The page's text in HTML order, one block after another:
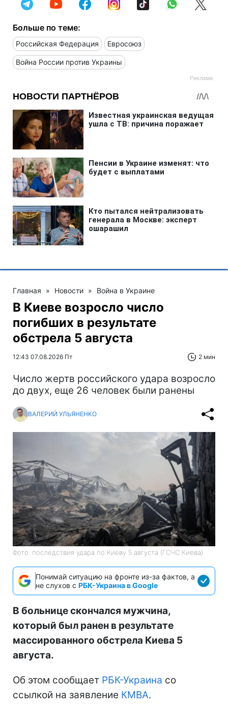
Больше по теме:
Российская Федерация Евросоюз
Война России против Украины
Главная » Новости » Война в Украине
В Киеве возросло число
погибших в результате
обстрела 5 августа
12:43 07.08.2026 Пт 2 мин
Число жертв российского удара возросло
до двух, еще 26 человек были ранены
ВАЛЕРИЙ УЛЬЯНЕНКО
Фото: последствия удара по Киеву 5 августа (ГСЧС Киева)
Понимай ситуацию на фронте из-за фактов, а
не слухов с РБК-Украина в Google
В больнице скончался мужчина,
который был ранен в результате
массированного обстрела Киева 5
августа.
Об этом сообщает РБК-Украина со
ссылкой на заявление КМВА.